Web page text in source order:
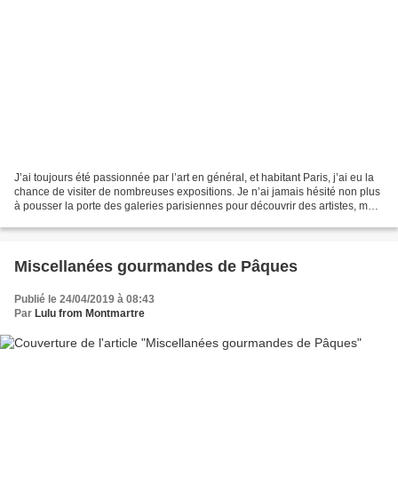
J’ai toujours été passionnée par l’art en général, et habitant Paris, j’ai eu la
chance de visiter de nombreuses expositions. Je n’ai jamais hésité non plus
à pousser la porte des galeries parisiennes pour découvrir des artistes, mais
Miscellanées gourmandes de Pâques
Publié le 24/04/2019 à 08:43
Par Lulu from Montmartre